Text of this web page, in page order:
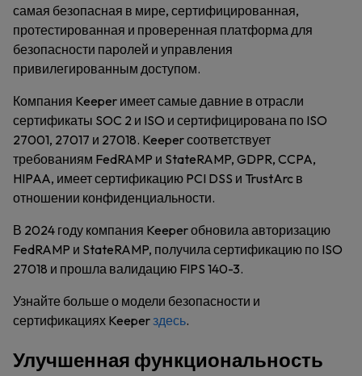
самая безопасная в мире, сертифицированная,
протестированная и проверенная платформа для
безопасности паролей и управления
привилегированным доступом.
Компания Keeper имеет самые давние в отрасли
сертификаты SOC 2 и ISO и сертифицирована по ISO
27001, 27017 и 27018. Keeper соответствует
требованиям FedRAMP и StateRAMP, GDPR, CCPA,
HIPAA, имеет сертификацию PCI DSS и TrustArc в
отношении конфиденциальности.
В 2024 году компания Keeper обновила авторизацию
FedRAMP и StateRAMP, получила сертификацию по ISO
27018 и прошла валидацию FIPS 140-3.
Узнайте больше о модели безопасности и
сертификациях Keeperздесь.
Улучшенная функциональность